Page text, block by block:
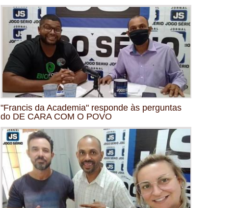
"Francis da Academia" responde às perguntas
do DE CARA COM O POVO